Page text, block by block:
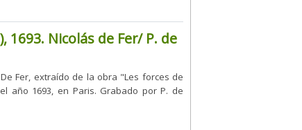
1693. Nicolás de Fer/ P. de
Fer, extraído de la obra "Les forces de
año 1693, en Paris. Grabado por P. de